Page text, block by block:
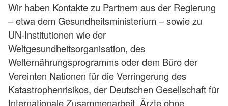
Wir haben Kontakte zu Partnern aus der Regierung
– etwa dem Gesundheitsministerium – sowie zu
UN-Institutionen wie der
Weltgesundheitsorganisation, des
Welternährungsprogramms oder dem Büro der
Vereinten Nationen für die Verringerung des
Katastrophenrisikos, der Deutschen Gesellschaft für
Internationale Zusammenarbeit, Ärzte ohne